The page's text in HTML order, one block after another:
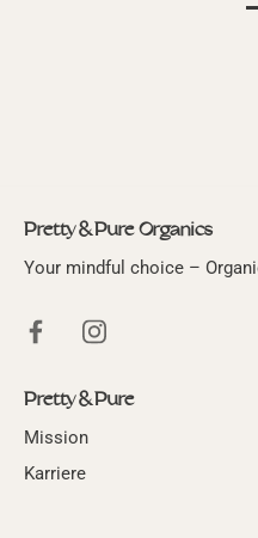
Pretty & Pure Organics
Your mindful choice –
Pretty & Pure
Mission
Karriere